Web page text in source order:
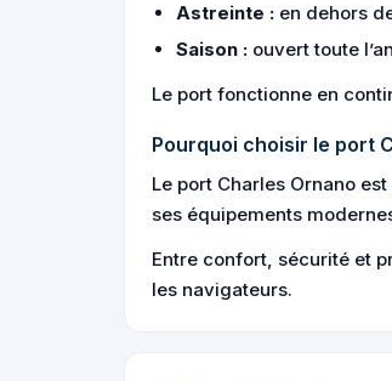
Astreinte : en dehors
Saison : ouvert toute
Le port fonctionne en
Pourquoi choisir le port
Le port Charles Ornano
ses équipements
Entre confort, sécurité et
les navigateurs.